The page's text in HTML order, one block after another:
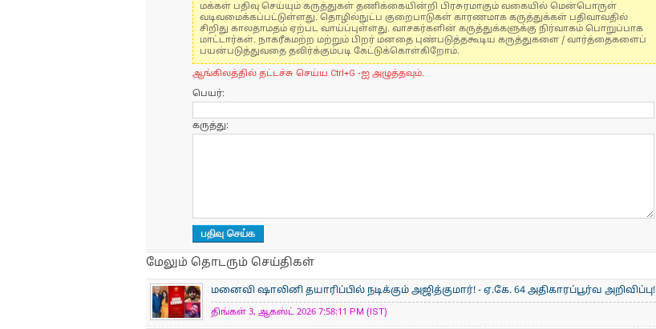
மக்கள் பதிவு செய்யும் கருத்துகள் தணிக்கையின்றி பிரசுரமாகும் வகையில் மென்பொருள்
வடிவமைக்கப்பட்டுள்ளது. தொழில்நுட்ப குறைபாடுகள் காரணமாக கருத்துக்கள் பதிவாவதில்
சிறிது காலதாமதம் ஏற்பட வாய்ப்புள்ளது. வாசகர்களின் கருத்துக்களுக்கு நிர்வாகம் பொறுப்பாக
மாட்டார்கள். நாகரீகமற்ற மற்றும் பிறர் மனதை புண்படுத்தகூடிய கருத்துகளை / வார்த்தைகளைப்
பயன்படுத்துவதை தவிர்க்கும்படி கேட்டுக்கொள்கிறோம்.
ஆங்கிலத்தில் தட்டச்சு செய்ய Ctrl+G -ஐ அழுத்தவும்.
பெயர்:
கருத்து:
மேலும் தொடரும் செய்திகள்
மனைவி ஷாலினி தயாரிப்பில் நடிக்கும் அஜித்குமார்! - ஏ.கே. 64 அதிகாரப்பூர்வ அறிவிப்பு!
திங்கள் 3, ஆகஸ்ட் 2026 7:58:11 PM (IST)